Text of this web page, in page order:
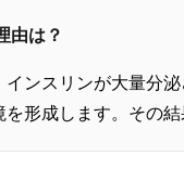
由は？
ンスリンが大量分
形成します。その